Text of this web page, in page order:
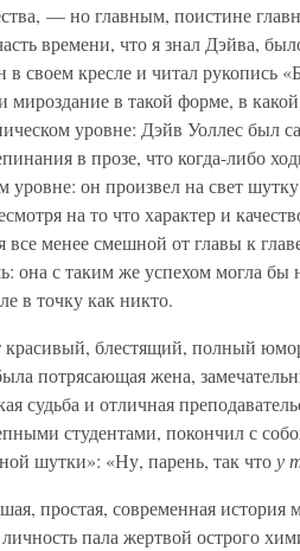
— но главным, поистине
времени, что я знал Дэйва,
в своем кресле и читал рукопись
мироздание в такой форме, в
уровне: Дэйв Уоллес был
в прозе, что когда-либо
уровне: он произвел на свет
на то что характер и
все менее смешной от главы к
она с таким же успехом могла бы
в точку как никто.
красивый, блестящий, полный
потрясающая жена,
судьба и отличная
студентами, покончил с
шутки»: «Ну, парень, так чтоу
простая, современная история
личность пала жертвой острого